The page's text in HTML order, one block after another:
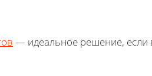
— идеальное решение, если